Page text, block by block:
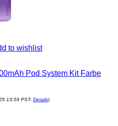
to wishlist
Pod System Kit Farbe
13:59 PST- Details)